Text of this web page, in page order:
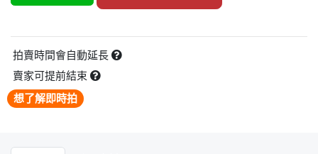
拍賣時間會自動延長
賣家可提前結束
想了解即時拍